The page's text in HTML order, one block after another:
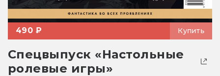
490 ₽ Купить
Спецвыпуск «Настольные
ролевые игры»